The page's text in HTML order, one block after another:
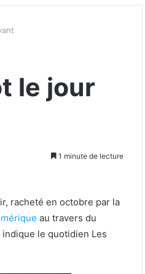
le jour
1 minute de lecture
racheté en octobre par la
au travers du
indique le quotidien Les